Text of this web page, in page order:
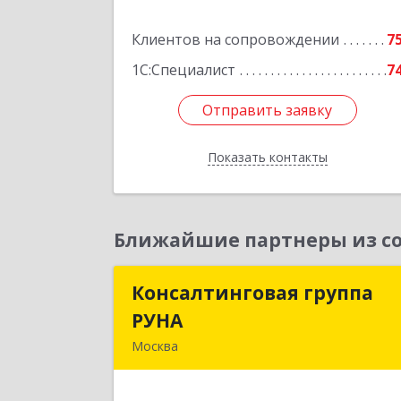
Клиентов на сопровождении
1С:Специалист
Отправить заявку
Показать контакты
Подробнее
Отправить заявку
Назад
Ближайшие партнеры из
Консалтинговая группа
РУНА
Москва
Консалтинговая группа